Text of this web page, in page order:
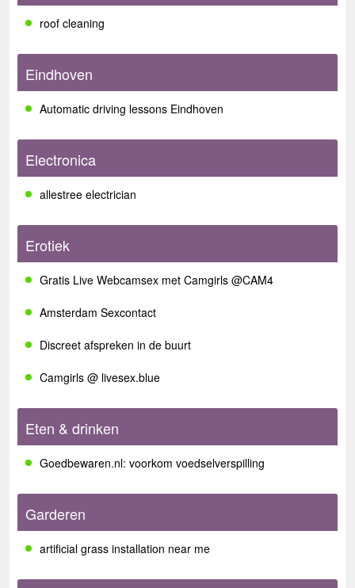
roof cleaning
Eindhoven
Automatic driving lessons Eindhoven
Electronica
allestree electrician
Erotiek
Gratis Live Webcamsex met Camgirls @CAM4
Amsterdam Sexcontact
Discreet afspreken in de buurt
Camgirls @ livesex.blue
Eten & drinken
Goedbewaren.nl: voorkom voedselverspilling
Garderen
artificial grass installation near me